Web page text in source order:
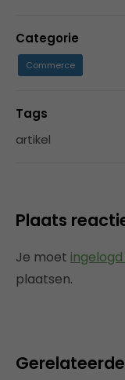
Categorie
Commerce
Tags
artikel
Plaats
Je moet
plaatsen.